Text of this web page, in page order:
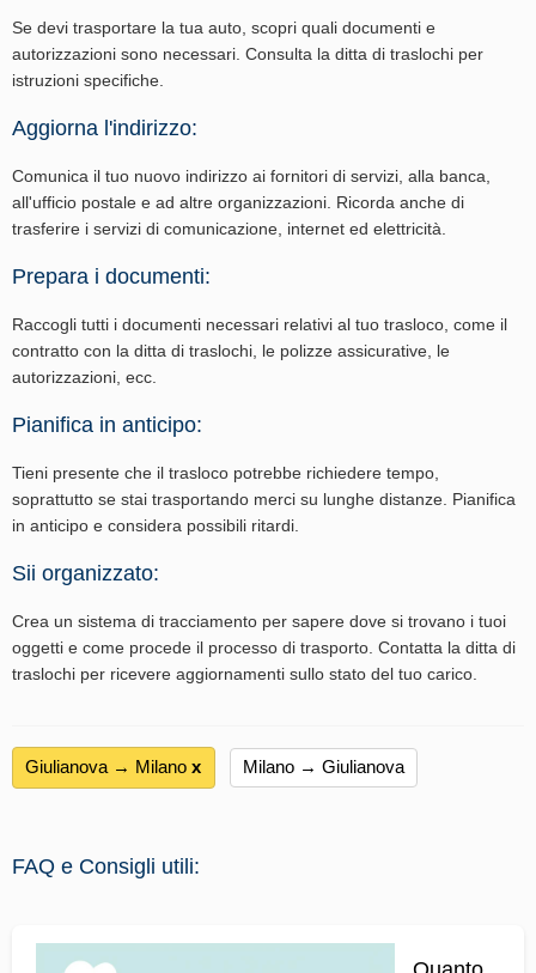
Se devi trasportare la tua auto, scopri quali documenti e
autorizzazioni sono necessari. Consulta la ditta di traslochi per
istruzioni specifiche.
Aggiorna l'indirizzo:
Comunica il tuo nuovo indirizzo ai fornitori di servizi, alla banca,
all'ufficio postale e ad altre organizzazioni. Ricorda anche di
trasferire i servizi di comunicazione, internet ed elettricità.
Prepara i documenti:
Raccogli tutti i documenti necessari relativi al tuo trasloco, come il
contratto con la ditta di traslochi, le polizze assicurative, le
autorizzazioni, ecc.
Pianifica in anticipo:
Tieni presente che il trasloco potrebbe richiedere tempo,
soprattutto se stai trasportando merci su lunghe distanze. Pianifica
in anticipo e considera possibili ritardi.
Sii organizzato:
Crea un sistema di tracciamento per sapere dove si trovano i tuoi
oggetti e come procede il processo di trasporto. Contatta la ditta di
traslochi per ricevere aggiornamenti sullo stato del tuo carico.
Giulianova → Milano х Milano → Giulianova
FAQ e Consigli utili: